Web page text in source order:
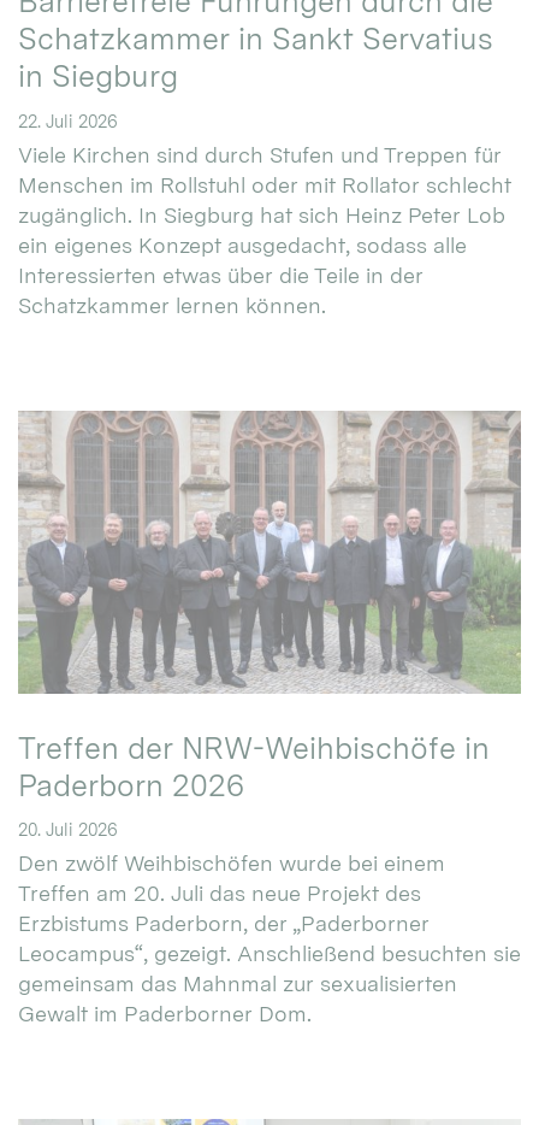
Schatzkammer in Sankt Servatius
in Siegburg
22. Juli 2026
Viele Kirchen sind durch Stufen und Treppen für
Menschen im Rollstuhl oder mit Rollator schlecht
zugänglich. In Siegburg hat sich Heinz Peter Lob
ein eigenes Konzept ausgedacht, sodass alle
Interessierten etwas über die Teile in der
Schatzkammer lernen können.
Treffen der NRW-Weihbischöfe in
Paderborn 2026
20. Juli 2026
Den zwölf Weihbischöfen wurde bei einem
Treffen am 20. Juli das neue Projekt des
Erzbistums Paderborn, der „Paderborner
Leocampus“, gezeigt. Anschließend besuchten sie
gemeinsam das Mahnmal zur sexualisierten
Gewalt im Paderborner Dom.